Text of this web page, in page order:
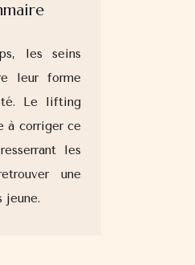
les seins
leur forme
Le lifting
à corriger ce
les
une
jeune.